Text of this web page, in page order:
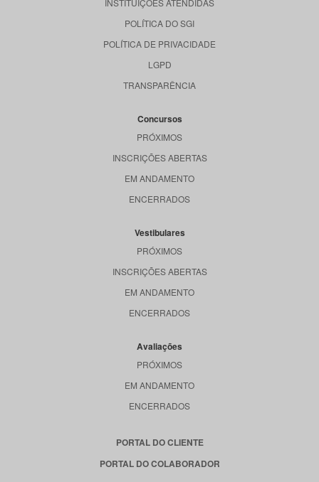
INSTITUIÇÕES ATENDIDAS
POLÍTICA DO SGI
POLÍTICA DE PRIVACIDADE
LGPD
TRANSPARÊNCIA
Concursos
PRÓXIMOS
INSCRIÇÕES ABERTAS
EM ANDAMENTO
ENCERRADOS
Vestibulares
PRÓXIMOS
INSCRIÇÕES ABERTAS
EM ANDAMENTO
ENCERRADOS
Avaliações
PRÓXIMOS
EM ANDAMENTO
ENCERRADOS
PORTAL DO CLIENTE
PORTAL DO COLABORADOR